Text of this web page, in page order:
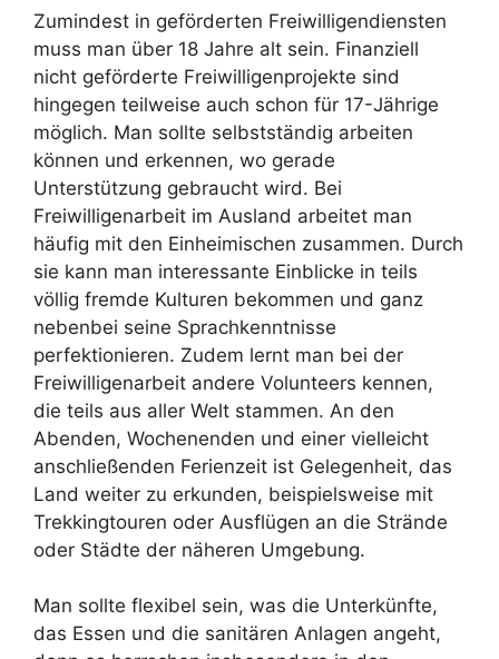
Zumindest in geförderten Freiwilligendiensten
muss man über 18 Jahre alt sein. Finanziell
nicht geförderte Freiwilligenprojekte sind
hingegen teilweise auch schon für 17-Jährige
möglich. Man sollte selbstständig arbeiten
können und erkennen, wo gerade
Unterstützung gebraucht wird. Bei
Freiwilligenarbeit im Ausland arbeitet man
häufig mit den Einheimischen zusammen. Durch
sie kann man interessante Einblicke in teils
völlig fremde Kulturen bekommen und ganz
nebenbei seine Sprachkenntnisse
perfektionieren. Zudem lernt man bei der
Freiwilligenarbeit andere Volunteers kennen,
die teils aus aller Welt stammen. An den
Abenden, Wochenenden und einer vielleicht
anschließenden Ferienzeit ist Gelegenheit, das
Land weiter zu erkunden, beispielsweise mit
Trekkingtouren oder Ausflügen an die Strände
oder Städte der näheren Umgebung.
Man sollte flexibel sein, was die Unterkünfte,
das Essen und die sanitären Anlagen angeht,